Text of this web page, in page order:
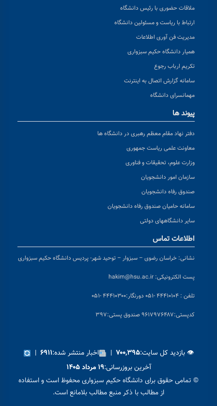
ملاقات حضوری با رئیس دانشگاه
ارتباط با ریاست و مسئولین دانشگاه
مدیریت فن آوری اطلاعات
همیار دانشگاه حکیم سبزواری
تکریم ارباب رجوع
سامانه گزارش اتصال به اینترنت
مهمانسرای دانشگاه
پیوند ها
دفتر نهاد مقام معظم رهبری در دانشگاه ها
معاونت علمی ریاست جمهوری
وزارت علوم، تحقیقات و فناوری
سازمان امور دانشجویان
صندوق رفاه دانشجویان
سامانه حامیان صندوق رفاه دانشجویان
سایر دانشگاههای دولتی
اطلاعات تماس
نشانی: خراسان رضوی – سبزوار – توحید شهر- پردیس دانشگاه حکیم سبزواری
پست الکترونیکی: hakim@hsu.ac.ir
تلفن : ۴۴۴۱۰۱۰۴ -۰۵۱ دورنگار:۴۴۴۱۰۳۰۰ -۰۵۱
کدپستی:۹۶۱۷۹۷۶۴۸۷ صندوق پستی:۳۹۷
👁 بازدید کل سایت:۷۰۰,۳۹۵ | اخبار منتشر شده:۶۹۱۱ |
آخرین بروزرسانی:۱۹ مرداد ۱۴۰۵
© تمامی حقوق برای دانشگاه حکیم سبزواری محفوظ است و استفاده
از مطالب با ذکر منبع مطالب بلامانع است.